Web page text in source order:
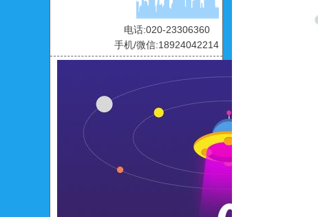
电话:020-23306360
手机/微信:18924042214